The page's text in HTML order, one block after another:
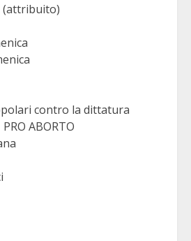
(attribuito)
contro la dittatura
ABORTO